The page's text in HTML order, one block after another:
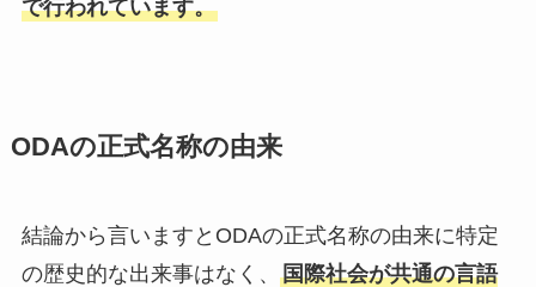
で行われています。
ODAの正式名称の由来
結論から言いますとODAの正式名称の由来に特定
の歴史的な出来事はなく、 国際社会が共通の言語